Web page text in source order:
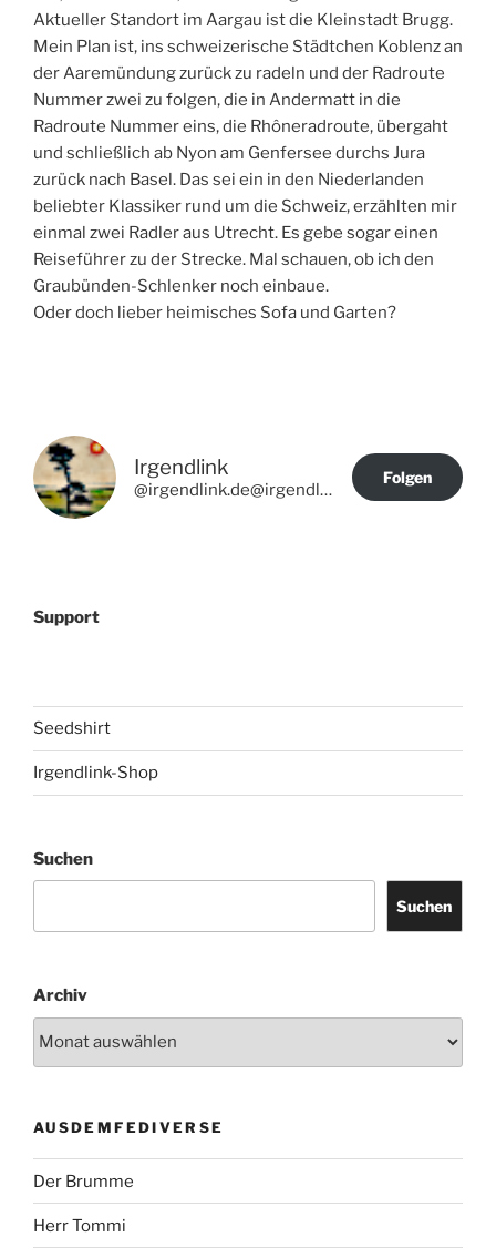
Aktueller Standort im Aargau ist die Kleinstadt Brugg.
Mein Plan ist, ins schweizerische Städtchen Koblenz an
der Aaremündung zurück zu radeln und der Radroute
Nummer zwei zu folgen, die in Andermatt in die
Radroute Nummer eins, die Rhôneradroute, übergaht
und schließlich ab Nyon am Genfersee durchs Jura
zurück nach Basel. Das sei ein in den Niederlanden
beliebter Klassiker rund um die Schweiz, erzählten mir
einmal zwei Radler aus Utrecht. Es gebe sogar einen
Reiseführer zu der Strecke. Mal schauen, ob ich den
Graubünden-Schlenker noch einbaue.
Oder doch lieber heimisches Sofa und Garten?
Irgendlink
@irgendlink.de@irgendlink.de
Folgen
Support
Seedshirt
Irgendlink-Shop
Suchen
Suchen
Archiv
AUSDEMFEDIVERSE
Der Brumme
Herr Tommi